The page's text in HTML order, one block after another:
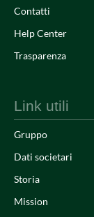
Contatti
Help Center
Trasparenza
Link utili
Gruppo
Dati societari
Storia
Mission